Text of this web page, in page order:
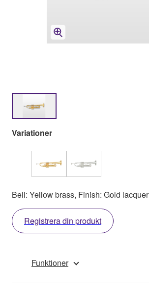
Variationer
Bell: Yellow brass, Finish: Gold lacquer
Registrera din produkt
Funktioner